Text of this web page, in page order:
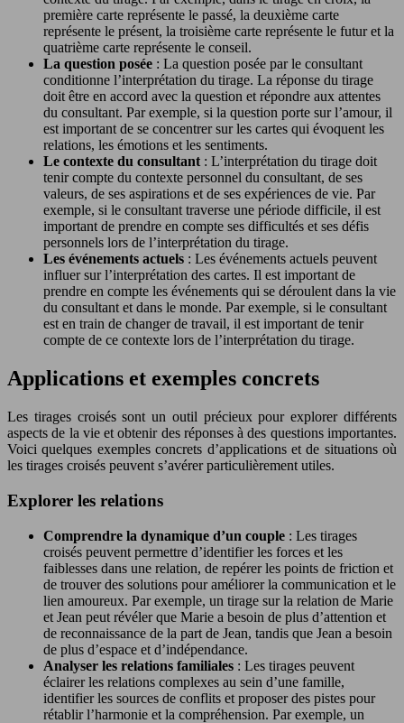
première carte représente le passé, la deuxième carte
représente le présent, la troisième carte représente le futur et la
quatrième carte représente le conseil.
La question posée : La question posée par le consultant
conditionne l’interprétation du tirage. La réponse du tirage
doit être en accord avec la question et répondre aux attentes
du consultant. Par exemple, si la question porte sur l’amour, il
est important de se concentrer sur les cartes qui évoquent les
relations, les émotions et les sentiments.
Le contexte du consultant : L’interprétation du tirage doit
tenir compte du contexte personnel du consultant, de ses
valeurs, de ses aspirations et de ses expériences de vie. Par
exemple, si le consultant traverse une période difficile, il est
important de prendre en compte ses difficultés et ses défis
personnels lors de l’interprétation du tirage.
Les événements actuels : Les événements actuels peuvent
influer sur l’interprétation des cartes. Il est important de
prendre en compte les événements qui se déroulent dans la vie
du consultant et dans le monde. Par exemple, si le consultant
est en train de changer de travail, il est important de tenir
compte de ce contexte lors de l’interprétation du tirage.
Applications et exemples concrets
Les tirages croisés sont un outil précieux pour explorer différents
aspects de la vie et obtenir des réponses à des questions importantes.
Voici quelques exemples concrets d’applications et de situations où
les tirages croisés peuvent s’avérer particulièrement utiles.
Explorer les relations
Comprendre la dynamique d’un couple : Les tirages
croisés peuvent permettre d’identifier les forces et les
faiblesses dans une relation, de repérer les points de friction et
de trouver des solutions pour améliorer la communication et le
lien amoureux. Par exemple, un tirage sur la relation de Marie
et Jean peut révéler que Marie a besoin de plus d’attention et
de reconnaissance de la part de Jean, tandis que Jean a besoin
de plus d’espace et d’indépendance.
Analyser les relations familiales : Les tirages peuvent
éclairer les relations complexes au sein d’une famille,
identifier les sources de conflits et proposer des pistes pour
rétablir l’harmonie et la compréhension. Par exemple, un